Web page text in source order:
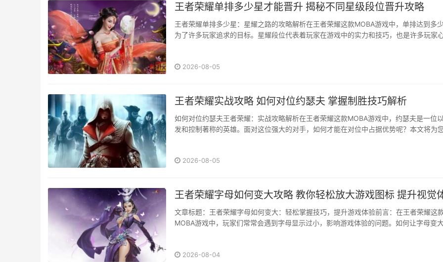
王者荣耀单排多少星才能晋升 揭秘不同星级段位晋升攻略
王者荣耀单排多少星：星耀之路的攻略解析在王者荣耀这款MOBA游戏中，单排达到多
为了许多玩家追求的目标。星耀段位代表着玩家在游戏中的实力和技巧，也是许多玩家
2026-08-05
王者荣耀实战攻略 如何对位约瑟夫 掌握制胜技巧解析
如何对位约瑟夫王者荣耀：实战攻略解析在王者荣耀这款MOBA游戏中，约瑟夫是一位
发和控制著称的英雄。面对这位强大的对手，如何才能在对位中占据优势呢？本文将为
2026-08-05
王者荣耀字母如何变大攻略 教你轻松放大游戏图标 提升视觉
文章标题：王者荣耀字母如何变大：轻松掌握技巧，提升游戏体验前言：在王者荣耀这
MOBA游戏中，玩家们常常会遇到字母显示过小，影响游戏体验的问题。如何让字母变
2026-08-04